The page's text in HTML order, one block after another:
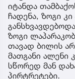
იტანდა
ჩადენა, ზოგი
ზოგი
თავად ბილის
მათგანი ალენი
სწორედ მან
პირტრეტები.